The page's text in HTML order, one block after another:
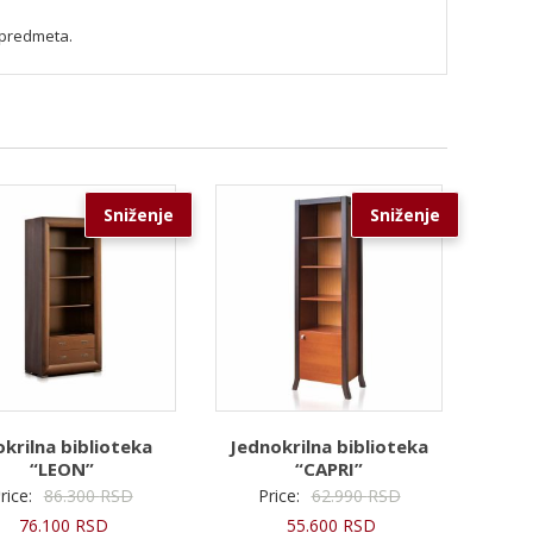
Sniženje
biblioteka
“LEON”
86.300RSDOriginalna
76.100 RSDTrenutna
Sniženje
Jednokrilna biblioteka
“CAPRI”
Price: 62.990RSDOriginalna
55.600 RSDTrenutna